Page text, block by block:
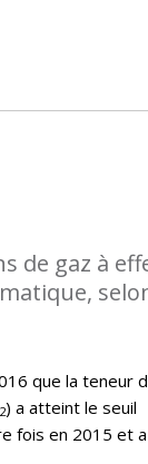
de gaz à
que la teneur
2) a atteint le seuil
fois en 2015 et